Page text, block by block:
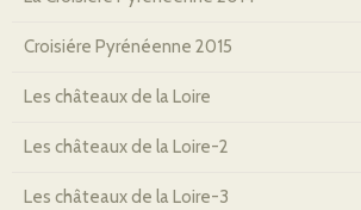
Croisiére Pyrénéenne 2015
Les châteaux de la Loire
Les châteaux de la Loire-2
Les châteaux de la Loire-3